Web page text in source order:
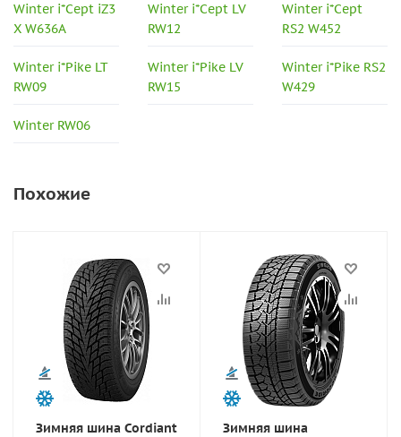
Winter i*Cept iZ3
X W636A
Winter i*Cept LV
RW12
Winter i*Cept
RS2 W452
Winter i*Pike LT
RW09
Winter i*Pike LV
RW15
Winter i*Pike RS2
W429
Winter RW06
Похожие
Зимняя шина Cordiant
Зимняя шина